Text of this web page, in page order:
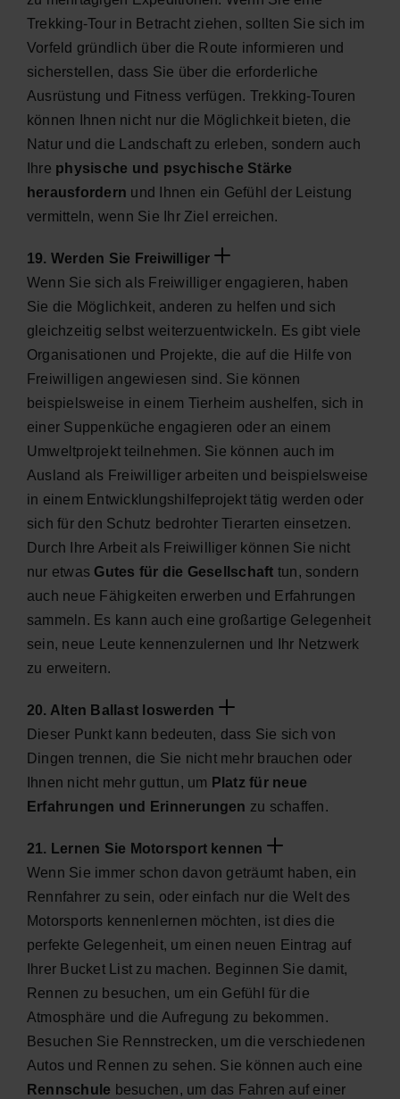
Trekking-Tour in Betracht ziehen, sollten Sie sich im
Vorfeld gründlich über die Route informieren und
sicherstellen, dass Sie über die erforderliche
Ausrüstung und Fitness verfügen. Trekking-Touren
können Ihnen nicht nur die Möglichkeit bieten, die
Natur und die Landschaft zu erleben, sondern auch
Ihre physische und psychische Stärke
herausfordern und Ihnen ein Gefühl der Leistung
vermitteln, wenn Sie Ihr Ziel erreichen.
19. Werden Sie Freiwilliger
Wenn Sie sich als Freiwilliger engagieren, haben
Sie die Möglichkeit, anderen zu helfen und sich
gleichzeitig selbst weiterzuentwickeln. Es gibt viele
Organisationen und Projekte, die auf die Hilfe von
Freiwilligen angewiesen sind. Sie können
beispielsweise in einem Tierheim aushelfen, sich in
einer Suppenküche engagieren oder an einem
Umweltprojekt teilnehmen. Sie können auch im
Ausland als Freiwilliger arbeiten und beispielsweise
in einem Entwicklungshilfeprojekt tätig werden oder
sich für den Schutz bedrohter Tierarten einsetzen.
Durch Ihre Arbeit als Freiwilliger können Sie nicht
nur etwas Gutes für die Gesellschaft tun, sondern
auch neue Fähigkeiten erwerben und Erfahrungen
sammeln. Es kann auch eine großartige Gelegenheit
sein, neue Leute kennenzulernen und Ihr Netzwerk
zu erweitern.
20. Alten Ballast loswerden
Dieser Punkt kann bedeuten, dass Sie sich von
Dingen trennen, die Sie nicht mehr brauchen oder
Ihnen nicht mehr guttun, um Platz für neue
Erfahrungen und Erinnerungen zu schaffen.
21. Lernen Sie Motorsport kennen
Wenn Sie immer schon davon geträumt haben, ein
Rennfahrer zu sein, oder einfach nur die Welt des
Motorsports kennenlernen möchten, ist dies die
perfekte Gelegenheit, um einen neuen Eintrag auf
Ihrer Bucket List zu machen. Beginnen Sie damit,
Rennen zu besuchen, um ein Gefühl für die
Atmosphäre und die Aufregung zu bekommen.
Besuchen Sie Rennstrecken, um die verschiedenen
Autos und Rennen zu sehen. Sie können auch eine
Rennschule besuchen, um das Fahren auf einer